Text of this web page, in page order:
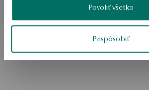
Povoliť všetko
Prispôsobiť